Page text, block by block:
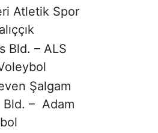
Atletik Spor
Bld. – ALS
Şalgam
Bld. – Adam